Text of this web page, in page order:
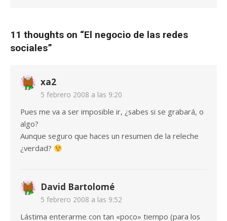
11 thoughts on “El negocio de las redes
sociales”
xa2
5 febrero 2008 a las 9:20
Pues me va a ser imposible ir, ¿sabes si se grabará, o
algo?
Aunque seguro que haces un resumen de la releche
¿verdad?
David Bartolomé
5 febrero 2008 a las 9:52
Lástima enterarme con tan «poco» tiempo (para los